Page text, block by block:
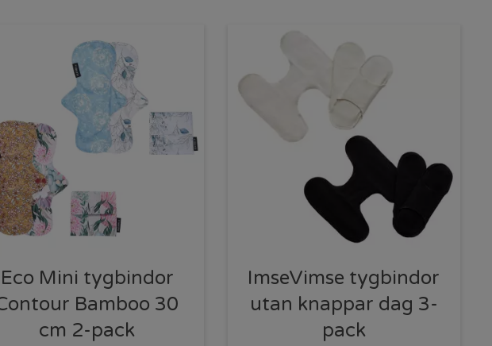
Eco Mini tygbindor
Bamboo 30
cm 2-pack
ImseVimse tygbindor
utan knappar dag 3-
pack